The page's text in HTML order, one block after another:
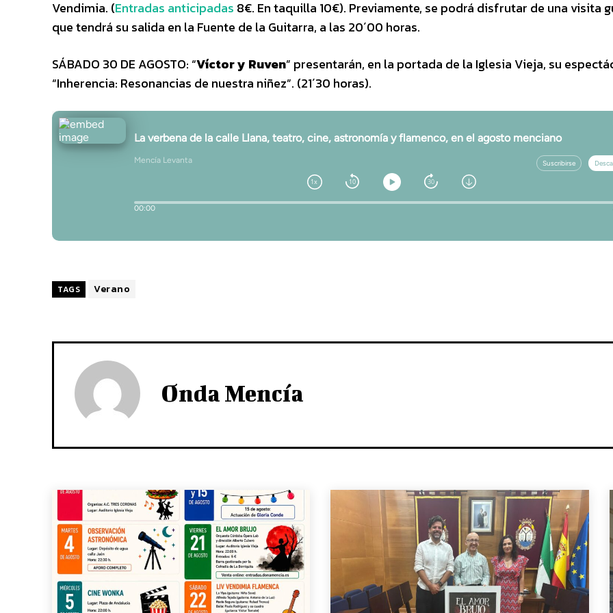
Vendimia. (Entradas anticipadas 8€. En taquilla 10€). Previamente, se podrá disfrutar de una visita
que tendrá su salida en la Fuente de la Guitarra, a las 20´00 horas.
SÁBADO 30 DE AGOSTO: “Víctor y Ruven” presentarán, en la portada de la Iglesia Vieja, su
“Inherencia: Resonancias de nuestra niñez”. (21´30 horas).
TAGS Verano
Onda Mencía